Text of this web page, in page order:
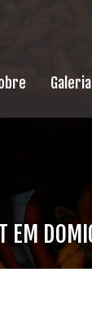
Galeria
EM